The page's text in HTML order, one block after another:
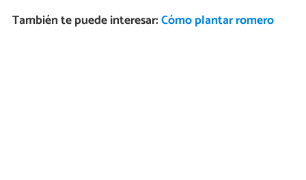
También te puede interesar:Cómo plantar romero